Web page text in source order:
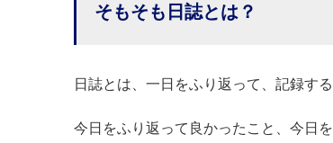
そもそも日誌とは？
日誌とは、一日をふり返って、記録する
今日をふり返って良かったこと、今日